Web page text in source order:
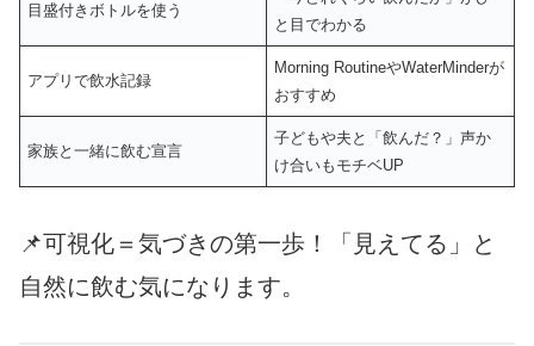
目盛付きボトルを使う
と目でわかる
アプリで飲水記録
Morning RoutineやWaterMinderが
おすすめ
家族と一緒に飲む宣言
子どもや夫と「飲んだ？」声か
け合いもモチベUP
📌可視化＝気づきの第一歩！「見えてる」と
自然に飲む気になります。